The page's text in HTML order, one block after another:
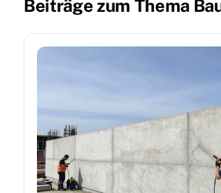
Beiträge zum Thema